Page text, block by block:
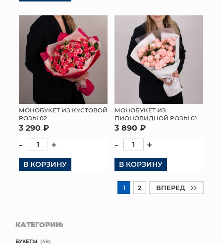
МОНОБУКЕТ ИЗ КУСТОВОЙ
РОЗЫ 02
3 290 ₽
- +
В КОРЗИНУ
МОНОБУКЕТ ИЗ
ПИОНОВИДНОЙ РОЗЫ 01
3 890 ₽
- +
В КОРЗИНУ
1 2 ВПЕРЕД
КАТЕГОРИИ:
БУКЕТЫ (48)